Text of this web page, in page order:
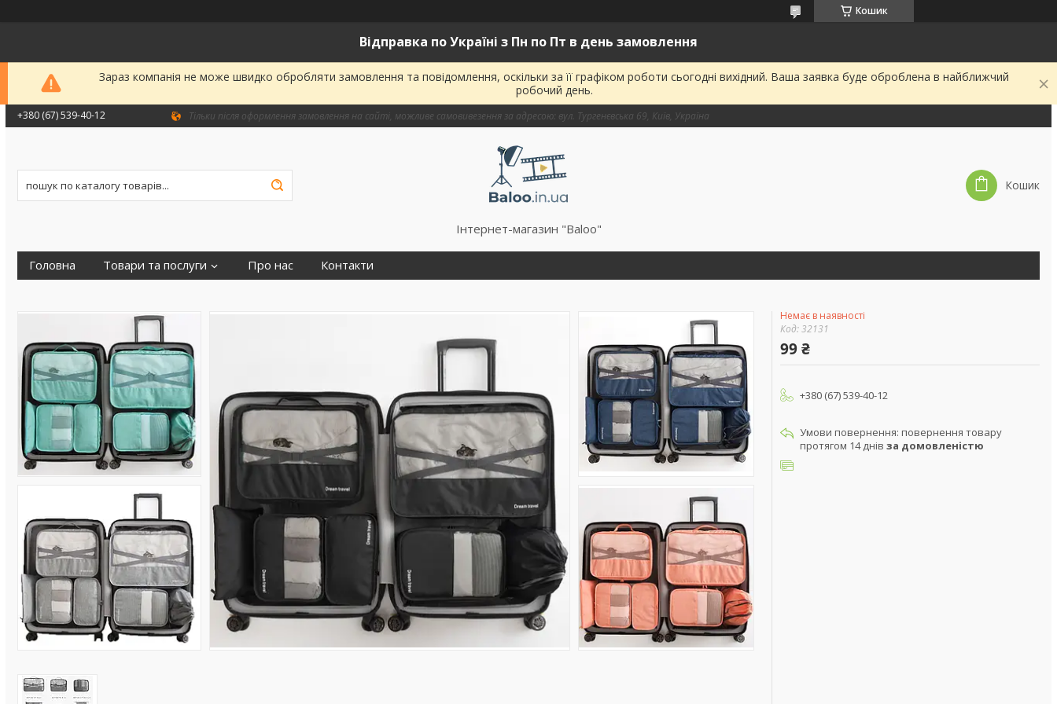
Кошик
Відправка по Україні з Пн по Пт в день замовлення
Зараз компанія не може швидко обробляти замовлення та повідомлення, оскільки за її графіком роботи сьогодні вихідний. Ваша заявка буде оброблена в найближчий
робочий день.
+380 (67) 539-40-12 Тільки після оформлення замовлення на сайті, можливе самовивезення за адресою: вул. Тургенєвська 69, Київ, Україна
Інтернет-магазин "Baloo"
Кошик
Головна Товари та послуги Про нас Контакти
Немає в наявності
Код:32131
99 ₴
+380 (67) 539-40-12
повернення товару
протягом 14 днів за домовленістю